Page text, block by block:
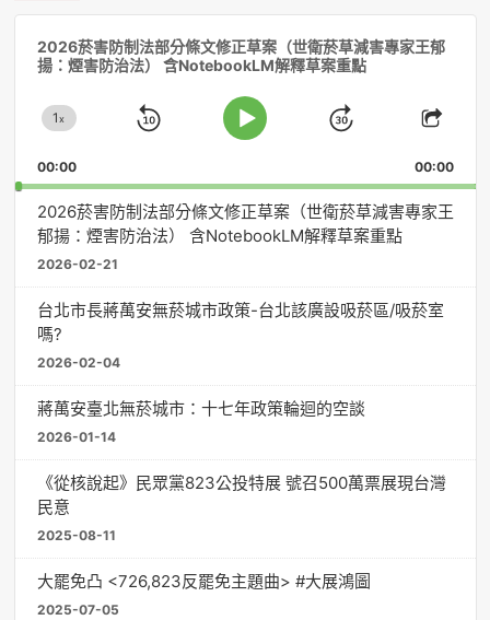
2026菸害防制法部分條文修正草案（世衛菸草減害專家王郁
揚：煙害防治法） 含NotebookLM解釋草案重點
Change
Rate
1x
Skip
Play
Jump
Forward
Share
00:00 00:00
2026菸害防制法部分條文修正草案（世衛菸草減害專家王
郁揚：煙害防治法） 含NotebookLM解釋草案重點
2026-02-21
台北市長蔣萬安無菸城市政策-台北該廣設吸菸區/吸菸室
嗎?
2026-02-04
蔣萬安臺北無菸城市：十七年政策輪迴的空談
2026-01-14
《從核說起》民眾黨823公投特展 號召500萬票展現台灣
民意
2025-08-11
大罷免凸 <726,823反罷免主題曲> #大展鴻圖
2025-07-05